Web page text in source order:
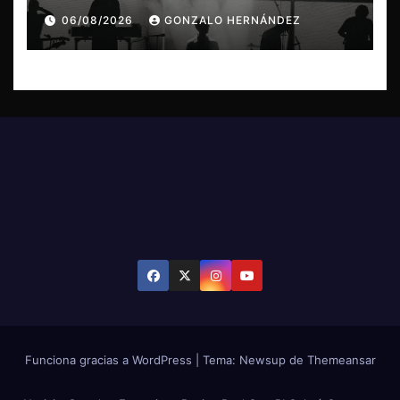
concierto en Concepción
06/08/2026 GONZALO HERNÁNDEZ
Funciona gracias a WordPress Tema: Newsup de Themeansar